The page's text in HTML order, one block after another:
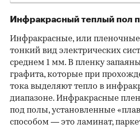
Инфракрасный теплый пол
Инфракрасные, или
тонкий вид электрических
среднем 1 мм. В пленку
графита, которые при
тока выделяют тепло в
диапазоне. Инфракрасные
под полы, установленные
способом — это ламинат,